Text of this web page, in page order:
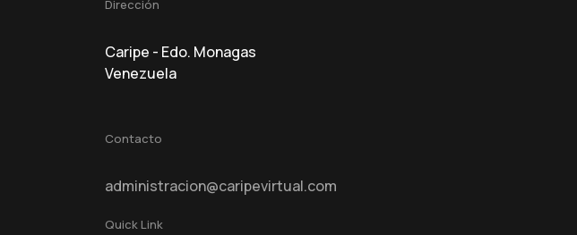
Dirección
Caripe - Edo. Monagas
Venezuela
Contacto
administracion@caripevirtual.com
Quick Link